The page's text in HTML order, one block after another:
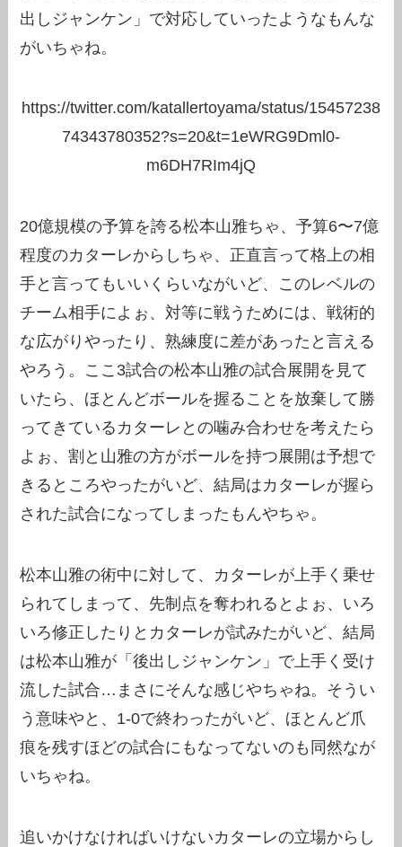
出しジャンケン」で対応していったようなもんな
がいちゃね。
https://twitter.com/katallertoyama/status/15457238
74343780352?s=20&t=1eWRG9Dml0-
m6DH7RIm4jQ
20億規模の予算を誇る松本山雅ちゃ、予算6〜7億
程度のカターレからしちゃ、正直言って格上の相
手と言ってもいいくらいながいど、このレベルの
チーム相手によぉ、対等に戦うためには、戦術的
な広がりやったり、熟練度に差があったと言える
やろう。ここ3試合の松本山雅の試合展開を見て
いたら、ほとんどボールを握ることを放棄して勝
ってきているカターレとの噛み合わせを考えたら
よぉ、割と山雅の方がボールを持つ展開は予想で
きるところやったがいど、結局はカターレが握ら
された試合になってしまったもんやちゃ。
松本山雅の術中に対して、カターレが上手く乗せ
られてしまって、先制点を奪われるとよぉ、いろ
いろ修正したりとカターレが試みたがいど、結局
は松本山雅が「後出しジャンケン」で上手く受け
流した試合…まさにそんな感じやちゃね。そうい
う意味やと、1-0で終わったがいど、ほとんど爪
痕を残すほどの試合にもなってないのも同然なが
いちゃね。
追いかけなければいけないカターレの立場からし